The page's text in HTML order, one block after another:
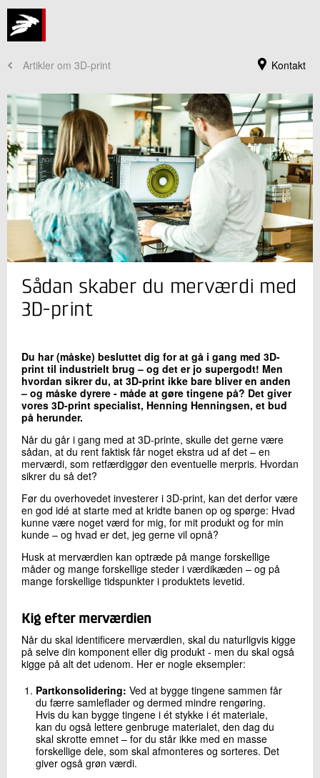
Kontakt
Artikler om 3D-print
Jeg er din kontaktperson
Ronnie Ranch Høgstrup
Seniorkommunikationskonsulent
Materialer
LinkedIn
Skriv til mig
Sådan skaber du merværdi med
3D-print
Du har (måske) besluttet dig for at gå i gang med 3D-
print til industrielt brug – og det er jo supergodt! Men
hvordan sikrer du, at 3D-print ikke bare bliver en anden
– og måske dyrere - måde at gøre tingene på? Det giver
vores 3D-print specialist, Henning Henningsen, et bud
på herunder.
Når du går i gang med at 3D-printe, skulle det gerne være
sådan, at du rent faktisk får noget ekstra ud af det – en
merværdi, som retfærdiggør den eventuelle merpris. Hvordan
sikrer du så det?
Før du overhovedet investerer i 3D-print, kan det derfor være
en god idé at starte med at kridte banen op og spørge: Hvad
kunne være noget værd for mig, for mit produkt og for min
kunde – og hvad er det, jeg gerne vil opnå?
Husk at merværdien kan optræde på mange forskellige
måder og mange forskellige steder i værdikæden – og på
mange forskellige tidspunkter i produktets levetid.
Kig efter merværdien
Når du skal identificere merværdien, skal du naturligvis kigge
på selve din komponent eller dig produkt - men du skal også
kigge på alt det udenom. Her er nogle eksempler:
Partkonsolidering: Ved at bygge tingene sammen får
du færre samleflader og dermed mindre rengøring.
Hvis du kan bygge tingene i ét stykke i ét materiale,
kan du også lettere genbruge materialet, den dag du
skal skrotte emnet – for du står ikke med en masse
forskellige dele, som skal afmonteres og sorteres. Det
giver også grøn værdi.